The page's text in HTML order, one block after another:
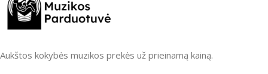
Aukštos kokybės muzikos prekės už prieinamą kainą.